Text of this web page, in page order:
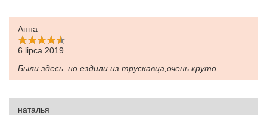
Анна
6 lipca 2019
Были здесь .но ездили из трускавца,очень круто
наталья